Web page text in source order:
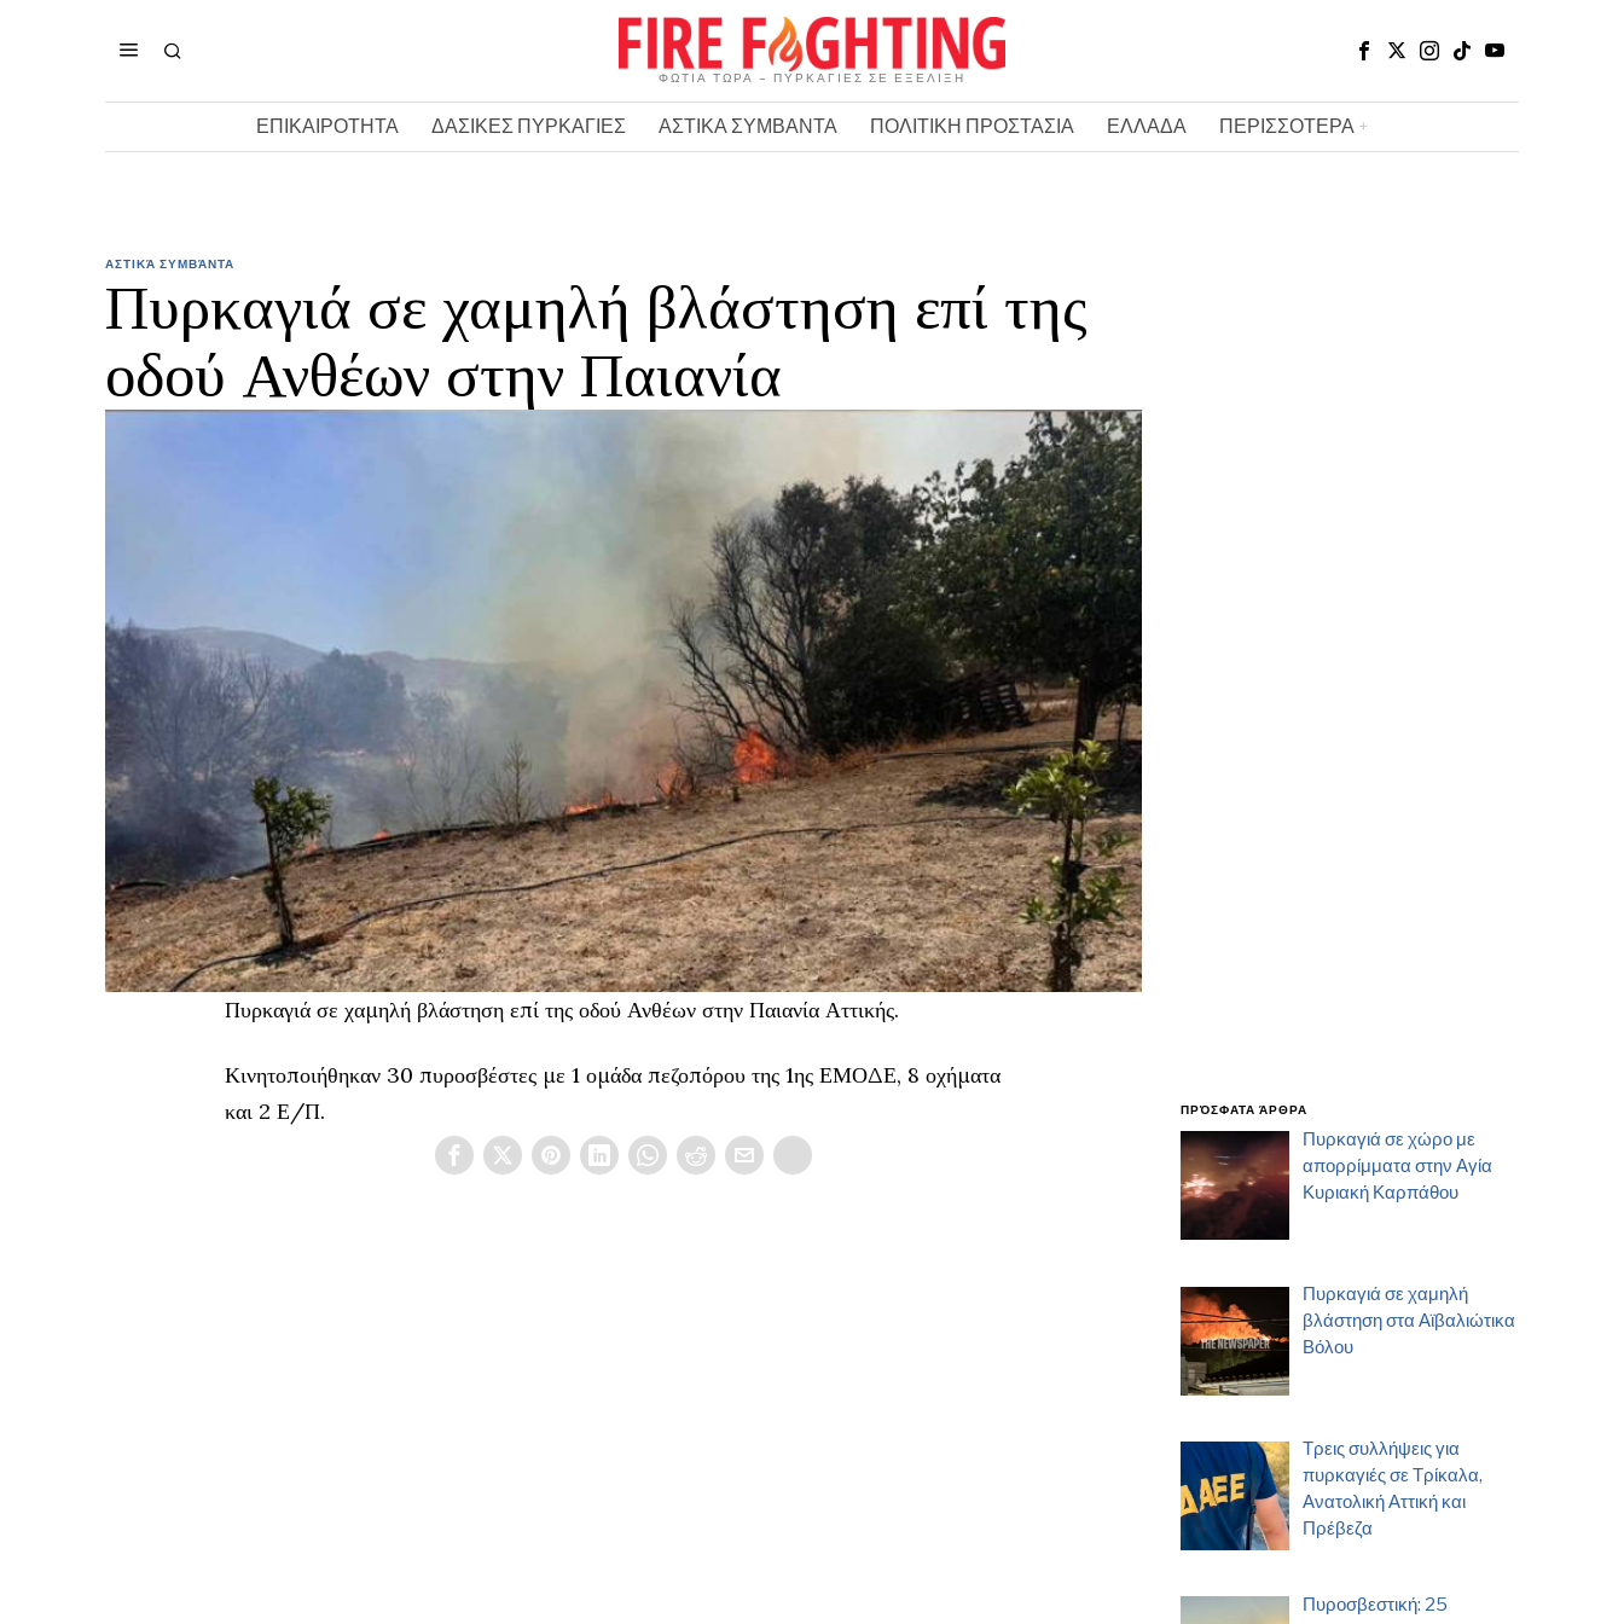
ΦΩΤΙΑ ΤΩΡΑ – ΠΥΡΚΑΓΙΕΣ ΣΕ ΕΞΕΛΙΞΗ
ΕΠΙΚΑΙΡΟΤΗΤΑ ΔΑΣΙΚΕΣ ΠΥΡΚΑΓΙΕΣ ΑΣΤΙΚΑ ΣΥΜΒΑΝΤΑ ΠΟΛΙΤΙΚΗ ΠΡΟΣΤΑΣΙΑ ΕΛΛΑΔΑ ΠΕΡΙΣΣΟΤΕΡΑ
ΑΣΤΙΚΆ ΣΥΜΒΆΝΤΑ
Πυρκαγιά σε χαμηλή βλάστηση επί της
οδού Ανθέων στην Παιανία
Πυρκαγιά σε χαμηλή βλάστηση επί της οδού Ανθέων στην Παιανία Αττικής.
Κινητοποιήθηκαν 30 πυροσβέστες με 1 ομάδα πεζοπόρου της 1ης ΕΜΟΔΕ, 8 οχήματα
και 2 Ε/Π.
ΠΡΌΣΦΑΤΑ ΆΡΘΡΑ
Πυρκαγιά σε χώρο με
απορρίμματα στην Αγία
Κυριακή Καρπάθου
Πυρκαγιά σε χαμηλή
βλάστηση στα Αϊβαλιώτικα
Βόλου
Τρεις συλλήψεις για
πυρκαγιές σε Τρίκαλα,
Ανατολική Αττική και
Πρέβεζα
Πυροσβεστική: 25